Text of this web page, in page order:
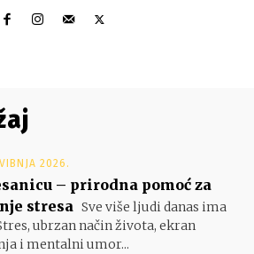
2026.
– prirodna pomoć za
stresa Sve više ljudi danas ima
ubrzan način života, ekran
i mentalni umor...